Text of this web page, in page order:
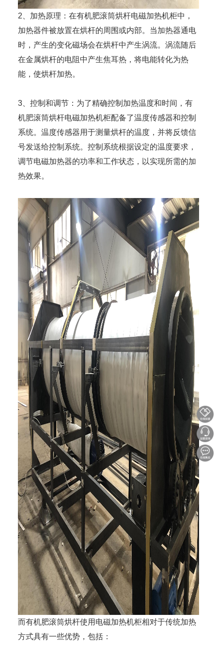
2、加热原理：在有机肥滚筒烘杆电磁加热机柜中，
加热器件被放置在烘杆的周围或内部。当加热器通电
时，产生的变化磁场会在烘杆中产生涡流。涡流随后
在金属烘杆的电阻中产生焦耳热，将电能转化为热
能，使烘杆加热。
3、控制和调节：为了精确控制加热温度和时间，有
机肥滚筒烘杆电磁加热机柜配备了温度传感器和控制
系统。温度传感器用于测量烘杆的温度，并将反馈信
号发送给控制系统。控制系统根据设定的温度要求，
调节电磁加热器的功率和工作状态，以实现所需的加
热效果。
而有机肥滚筒烘杆使用电磁加热机柜相对于传统加热
方式具有一些优势，包括：